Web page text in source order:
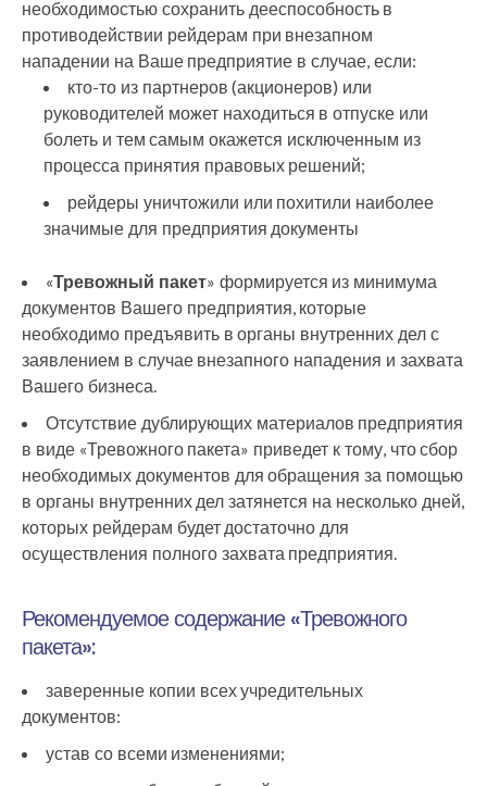
необходимостью сохранить дееспособность в
противодействии рейдерам при внезапном
нападении на Ваше предприятие в случае, если:
кто-то из партнеров (акционеров) или
руководителей может находиться в отпуске или
болеть и тем самым окажется исключенным из
процесса принятия правовых решений;
рейдеры уничтожили или похитили наиболее
значимые для предприятия документы
«Тревожный пакет» формируется из минимума
документов Вашего предприятия, которые
необходимо предъявить в органы внутренних дел с
заявлением в случае внезапного нападения и захвата
Вашего бизнеса.
Отсутствие дублирующих материалов предприятия
в виде «Тревожного пакета» приведет к тому, что сбор
необходимых документов для обращения за помощью
в органы внутренних дел затянется на несколько дней,
которых рейдерам будет достаточно для
осуществления полного захвата предприятия.
Рекомендуемое содержание «Тревожного
пакета»:
заверенные копии всех учредительных
документов:
устав со всеми изменениями;